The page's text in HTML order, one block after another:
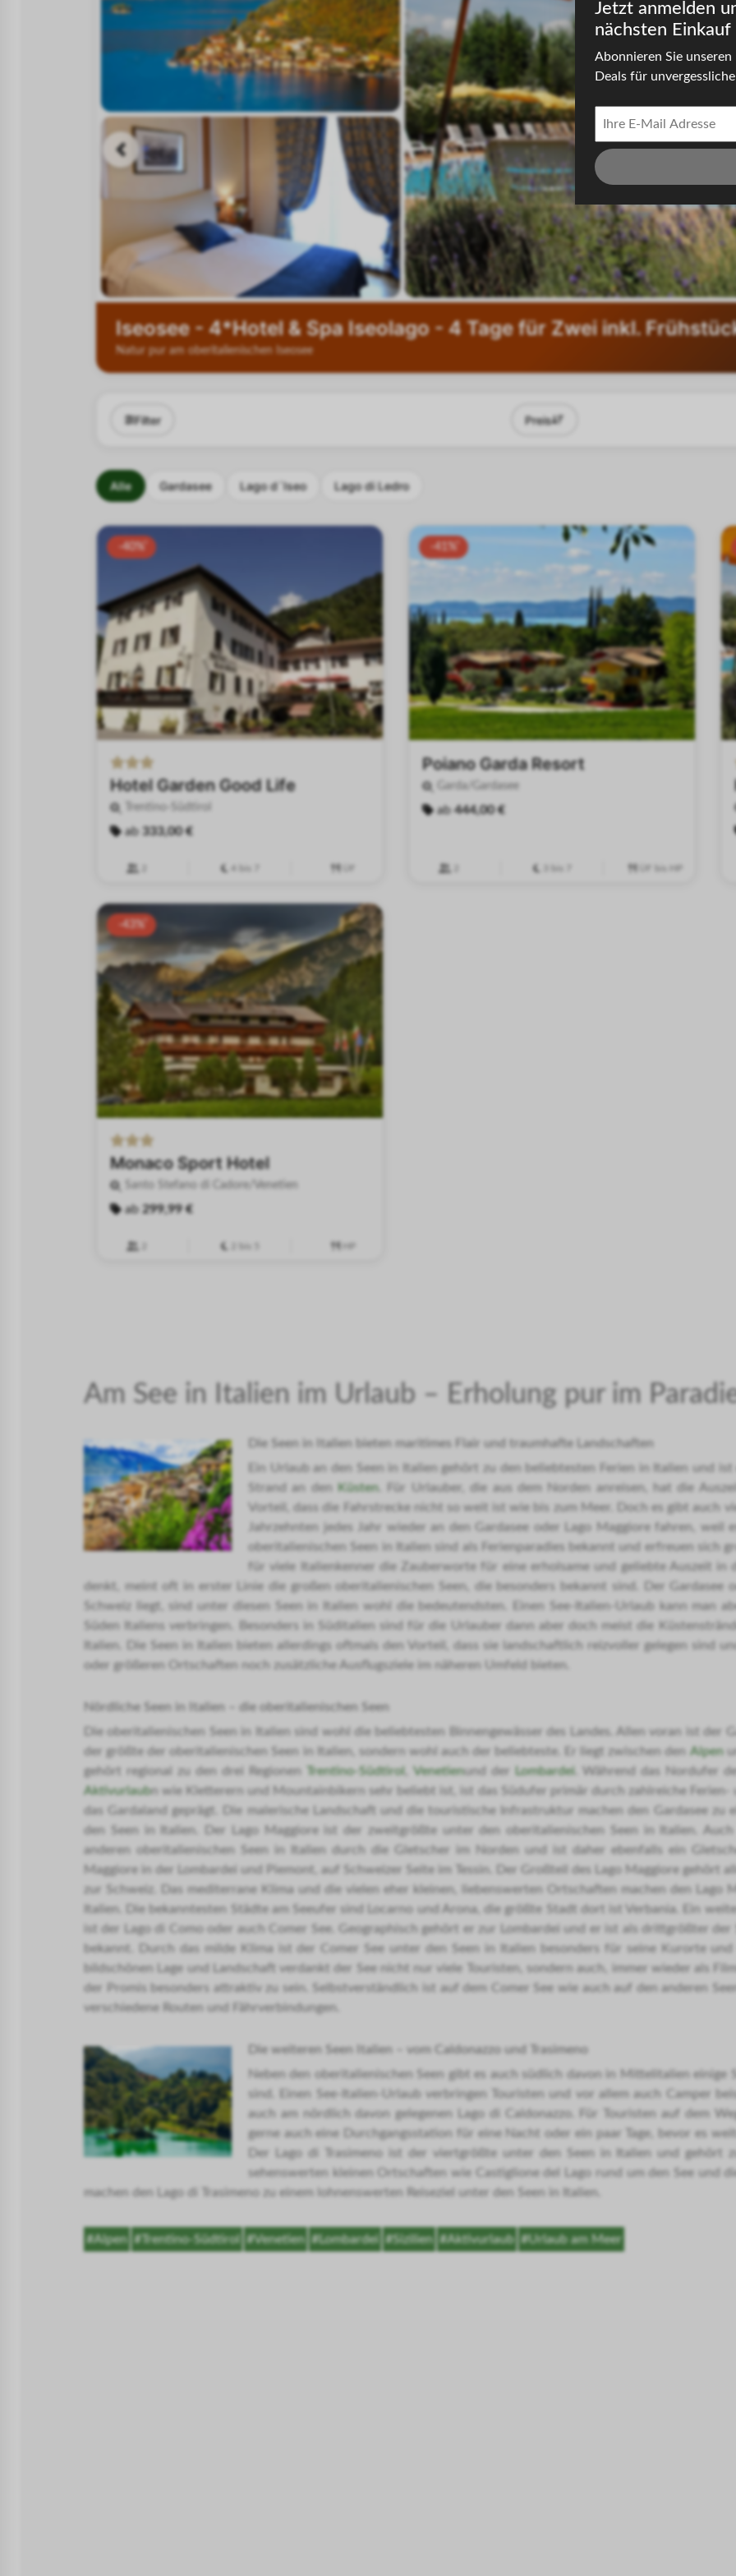
Iseosee - 4*Hotel & Spa Iseolago - 4 Tage für Zwei inkl.
Natur pur am oberitalienischen Iseosee
Previous slide
Filter Preis
Alle Gardasee Lago d´Iseo Lago di Ledro
-40%
Hotel Garden Good Life
ab 333,00 €
-41%
Poiano Garda Resort
Garda/Gardasee
ab444,00 €
-43%
Monaco Sport Hotel
Santo Stefano di Cadore/Venetien
ab 299,99 €
Am See in Italien im Urlaub – Erholung pur im
Die Seen in Italien bieten maritimes Flair und traumhafte Landschaften
Ein Urlaub an den Seen in Italien gehört zu den beliebtesten Ferien in Italien und
Strand an den Küsten . Für Urlauber, die aus dem Norden anreisen, hat die
Vorteil, dass die Fahrstrecke nicht so weit ist wie bis zum Meer. Doch es gibt auch
Jahrzehnten jedes Jahr wieder an den Gardasee oder Lago Maggiore fahren,
oberitalienischen Seen in Italien sind als Ferienparadies bekannt und erfreuen sich
für viele Italienkenner die Zauberworte für eine erholsame und geliebte Auszeit in
denkt, meint oft in erster Linie die großen oberitalienischen Seen, die besonders bekannt sind. Der Gardasee
Schweiz liegt, sind unter diesen Seen in Italien wohl die bedeutendsten. Einen See-Italien-Urlaub kann man
Süden Italiens verbringen. Besonders in Süditalien sind für die Urlauber dann aber doch meist die
Italien. Die Seen in Italien bieten allerdings oftmals den Vorteil, dass sie landschaftlich reizvoller gelegen sind
oder größeren Ortschaften noch zusätzliche Ausflugsziele im näheren Umfeld bieten.
Nördliche Seen in Italien – die oberitalienischen Seen
Die oberitalienischen Seen in Italien sind wohl die beliebtesten Binnengewässer des Landes. Allen voran ist der
der größte der oberitalienischen Seen in Italien, sondern wohl auch der beliebteste. Er liegt zwischen den Alpen
gehört regional zu den drei Regionen
Trentino-Südtirol Venetienund der Lombardei . Während das Nordufer
Aktivurlaubn wie Kletterern und Mountainbikern sehr beliebt ist, ist das Südufer primär durch zahlreiche Ferien-
das Gardaland geprägt. Die malerische Landschaft und die touristische Infrastruktur machen den Gardasee zu
den Seen in Italien. Der Lago Maggiore ist der zweitgrößte unter den oberitalienischen Seen in Italien.
anderen oberitalienischen Seen in Italien durch die Gletscher im Norden und ist daher ebenfalls ein
Maggiore in der Lombardei und Piemont, auf Schweizer Seite im Tessin. Der Großteil des Lago Maggiore gehört
zur Schweiz. Das mediterrane Klima und die vielen eher kleinen, liebenswerten Ortschaften machen den Lago
Italien. Die bekanntesten Städte am Seeufer sind Locarno und Arona, die größte Stadt dort ist Verbania. Ein
ist der Lago di Como oder auch Comer See. Geographisch gehört er zur Lombardei und er ist als drittgrößter
bekannt. Durch das milde Klima ist der Comer See unter den Seen in Italien besonders für seine Kurorte
bildschönen Lage und Landschaft verdankt der See nicht nur viele Touristen, sondern auch, immer wieder als
der Promis besonders attraktiv zu sein. Selbstverständlich ist auf dem Comer See wie auch auf den anderen
verschiedene Routen und Fährverbindungen.
Die weiteren Seen Italien – vom Caldonazzo und Trasimeno
Neben den oberitalienischen Seen gibt es auch südlich davon in Mittelitalien
sind. Einen See-Italien-Urlaub verbringen Touristen und vor allem auch Camper
auch am nördlich davon gelegenen Lago di Caldonazzo. Für Touristen auf dem
gerne auch eine Durchgangsstation für eine Nacht oder ein paar Tage, bevor es
Der Lago di Trasimeno ist der viertgrößte unter den Seen in Italien und gehört
sehenswerten kleinen Ortschaften wie Castiglione del Lago rund um den See und
machen den Lago di Trasimeno zu einem lohnenswerten Reiseziel unter den Seen in Italien.
#Alpen #Trentino-Südtirol #Venetien #Lombardei #Sizilien #Aktivurlaub #Urlaub am Meer
Jetzt anmelden
nächsten Einkauf
Abonnieren Sie
Deals für